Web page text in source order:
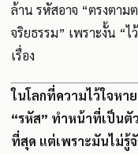
ล้าน รหัสอาจ “ตรงตาม
จริยธรรม” เพราะงั้น “ไ
เรื่อง
ในโลกที่ความไว้ใจหา
“รหัส” ทำหน้าที่เป็นตั
ที่สุด แต่เพราะมันไม่รู้